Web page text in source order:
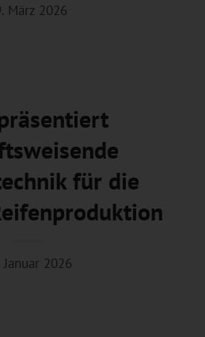
März 2026
für die
Januar 2026